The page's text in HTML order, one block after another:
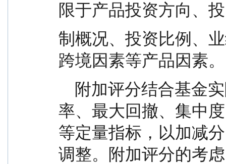
限于产品投资方向、
制概况、投资比例、
跨境因素等产品因素。
率、最大回撤、集中
等定量指标，以加减
调整。附加评分的考